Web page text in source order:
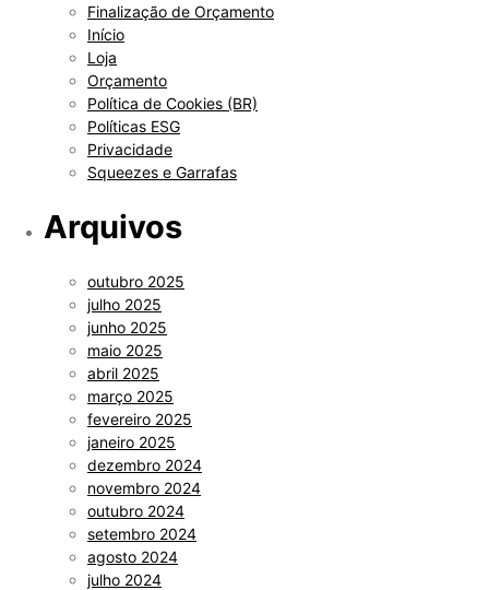
Finalização de Orçamento
Início
Loja
Orçamento
Política de Cookies (BR)
Políticas ESG
Privacidade
Squeezes e Garrafas
Arquivos
outubro 2025
julho 2025
junho 2025
maio 2025
abril 2025
março 2025
fevereiro 2025
janeiro 2025
dezembro 2024
novembro 2024
outubro 2024
setembro 2024
agosto 2024
julho 2024